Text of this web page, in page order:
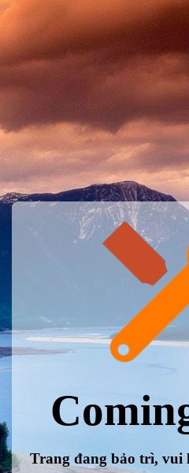
Trang đang bảo trì, vui